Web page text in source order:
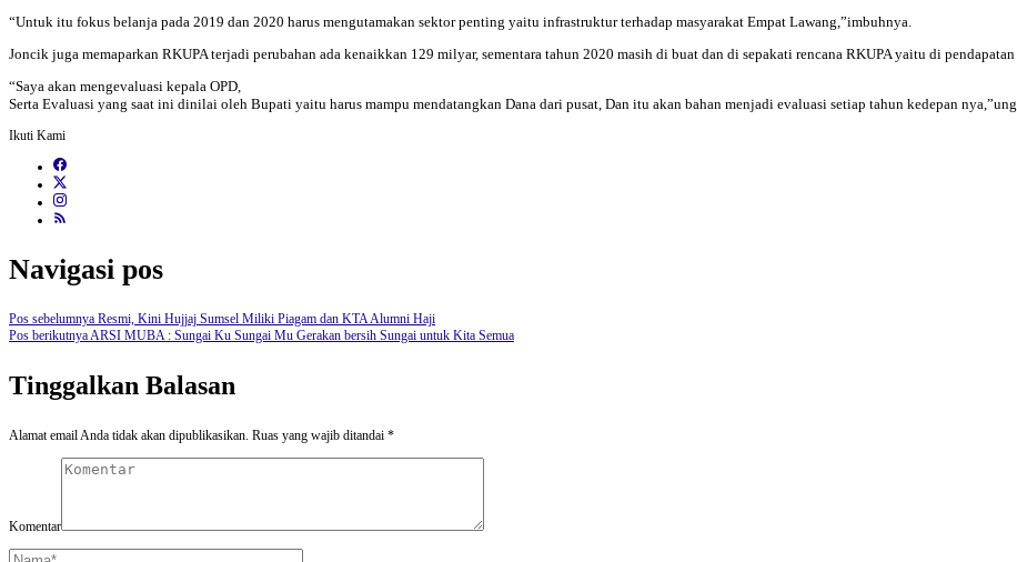
“Untuk itu fokus belanja pada 2019 dan 2020 harus mengutamakan sektor penting yaitu infrastruktur terhadap masyarakat Empat Lawang,”imbuhnya.
Joncik juga memaparkan RKUPA terjadi perubahan ada kenaikkan 129 milyar, sementara tahun 2020 masih di buat dan di sepakati rencana RKUPA yaitu di
“Saya akan mengevaluasi kepala OPD,
Serta Evaluasi yang saat ini dinilai oleh Bupati yaitu harus mampu mendatangkan Dana dari pusat, Dan itu akan bahan menjadi evaluasi setiap tahun kedepan
Ikuti Kami
Navigasi pos
Pos sebelumnya Resmi, Kini Hujjaj Sumsel Miliki Piagam dan KTA Alumni Haji
Pos berikutnya ARSI MUBA : Sungai Ku Sungai Mu Gerakan bersih Sungai untuk Kita Semua
Tinggalkan Balasan
Alamat email Anda tidak akan dipublikasikan. Ruas yang wajib ditandai *
Komentar